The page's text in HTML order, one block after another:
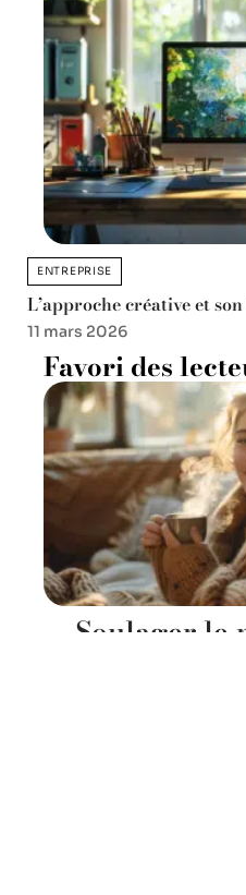
ENTREPRISE
L’approche créative et
11 mars 2026
Favori des
Soulager le